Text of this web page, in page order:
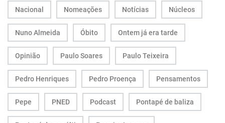
Nacional Nomeações Notícias Núcleos
Nuno Almeida Óbito Ontem já era tarde
Opinião Paulo Soares Paulo Teixeira
Pedro Henriques Pedro Proença Pensamentos
Pepe PNED Podcast Pontapé de baliza